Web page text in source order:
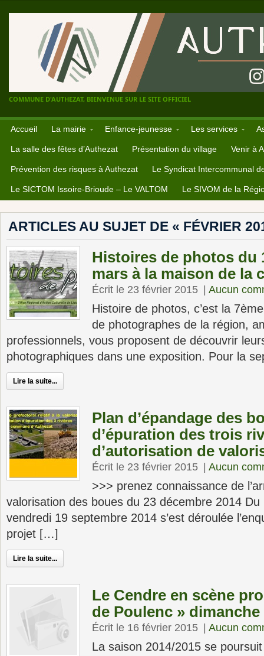
COMMUNE D'AUTHEZAT, BIENVENUE SUR LE SITE OFFICIEL
Accueil La mairie Enfance-jeunesse Les services
La salle des fêtes d’Authezat Présentation du village Venir à
Prévention des risques à Authezat Le Syndicat Intercommunal
Le SICTOM Issoire-Brioude – Le VALTOM Le SIVOM de la
ARTICLES AU SUJET DE « FÉVRIER
Histoires de photos du
mars à la maison de la
Écrit le 23 février 2015 Aucun
Histoire de photos, c’est la
de photographes de la région,
professionnels, vous proposent de découvrir
photographiques dans une exposition. Pour la
Lire la suite...
Plan d’épandage des
d’épuration des trois
d’autorisation de
Écrit le 23 février 2015 Aucun
>>> prenez connaissance de
valorisation des boues du 23 décembre 2014
vendredi 19 septembre 2014 s’est déroulée
projet […]
Lire la suite...
Le Cendre en scène
de Poulenc »
Écrit le 16 février 2015 Aucun
La saison 2014/2015 se